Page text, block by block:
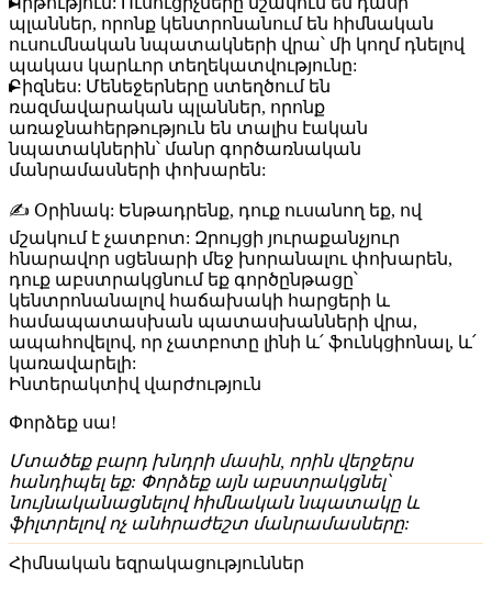
պլաններ, որոնք կենտրոնանում են հիմնական
ուսումնական նպատակների վրա՝ մի կողմ դնելով
պակաս կարևոր տեղեկատվությունը:
Բիզնես: Մենեջերները ստեղծում են
ռազմավարական պլաններ, որոնք
առաջնահերթություն են տալիս էական
նպատակներին՝ մանր գործառնական
մանրամասների փոխարեն:
✍️ Օրինակ: Ենթադրենք, դուք ուսանող եք, ով
մշակում է չատբոտ: Զրույցի յուրաքանչյուր
հնարավոր սցենարի մեջ խորանալու փոխարեն,
դուք աբստրակցնում եք գործընթացը՝
կենտրոնանալով հաճախակի հարցերի և
համապատասխան պատասխանների վրա,
ապահովելով, որ չատբոտը լինի և՛ ֆունկցիոնալ, և՛
կառավարելի:
Ինտերակտիվ վարժություն
Փորձեք սա!
Մտածեք բարդ խնդրի մասին, որին վերջերս
հանդիպել եք: Փորձեք այն աբստրակցնել՝
նույնականացնելով հիմնական նպատակը և
ֆիլտրելով ոչ անհրաժեշտ մանրամասները:
Հիմնական եզրակացություններ